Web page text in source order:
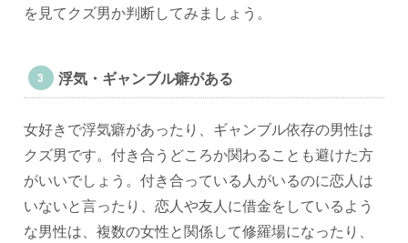
を見てクズ男か判断してみましょう。
浮気・ギャンブル癖がある
女好きで浮気癖があったり、ギャンブル依存の男性は
クズ男です。付き合うどころか関わることも避けた方
がいいでしょう。付き合っている人がいるのに恋人は
いないと言ったり、恋人や友人に借金をしているよう
な男性は、複数の女性と関係して修羅場になったり、